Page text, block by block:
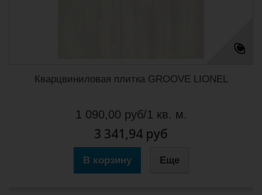
Кварцвиниловая плитка GROOVE LIONEL
1 090,00 руб/1 кв. м.
3 341,94 руб
В корзину Еще